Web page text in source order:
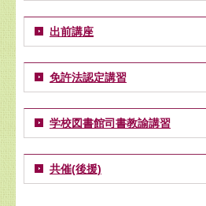
出前講座
免許法認定講習
学校図書館司書教諭講習
共催(後援)